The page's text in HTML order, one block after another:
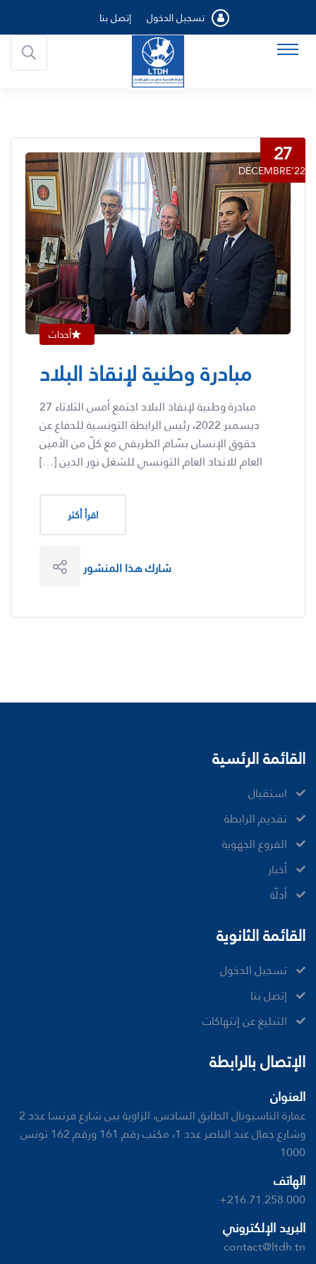
تسجيل الدخول إتصل بنا
27
DÉCEMBRE’22
أحداث
مبادرة وطنية لإنقاذ البلاد
مبادرة وطنية لإنقاذ البلاد اجتمع أمس الثلاثاء 27
ديسمبر 2022، رئيس الرابطة التونسية للدفاع عن
حقوق الإنسان بسّام الطريفي مع كلّ من الأمين
العام للاتحاد العام التونسي للشغل نور الدين […]
اقرأ أكثر
شارك هذا المنشور
القائمة الرئسية
ﺍﺳﺘﻘﺒﺎﻝ
ﺗﻘﺪﻳﻢ ﺍﻟﺮﺍﺑﻄﺔ
الفروع الجهوية
ﺃﺧﺒﺎﺭ
أدلّة
القائمة الثانوية
تسجيل الدخول
إتصل بنا
ﺍﻟﺘﺒﻠﻴﻎ ﻋﻦ ﺇﻧﺘﻬﺎﻛﺎﺕ
الإتصال بالرابطة
العنوان
عمارة الناسيونال الطابق السادس، الزاوية بين شارع فرنسا عدد 2
وشارع جمال عبد الناصر عدد 1، مكتب رقم 161 ورقم 162 تونس
1000
الهاتف
+216.71.258.000
البريد الإلكتروني
contact@ltdh.tn